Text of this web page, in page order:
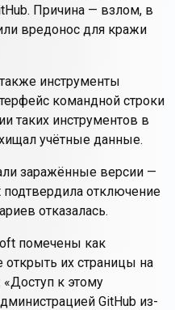
Причина — взлом, в
вредонос для кражи
инструменты
командной строки
таких инструментов в
учётные данные.
заражённые версии —
подтвердила отключение
отказалась.
помечены как
их страницы на
«Доступ к этому
GitHub из-